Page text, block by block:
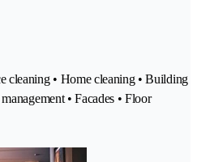
cleaning • Home cleaning • Building
• Facades • Floor